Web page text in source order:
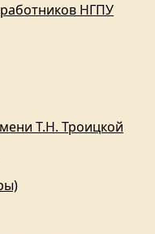
НГПУ
Т.Н. Троицкой